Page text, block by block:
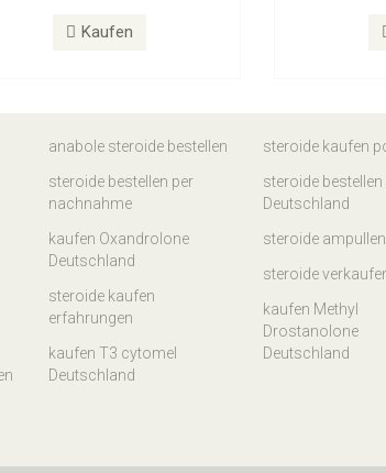
Kaufen
anabole steroide bestellen
steroide bestellen per
nachnahme
kaufen Oxandrolone
Deutschland
steroide kaufen
erfahrungen
kaufen T3 cytomel
Deutschland
steroide kaufen
steroide bestellen
Deutschland
steroide
steroide
kaufen Methyl
Drostanolone
Deutschland